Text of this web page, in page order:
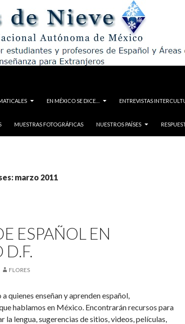
EN MÉXICO SE DICE… ENTREVISTAS
MUESTRAS FOTOGRÁFICAS NUESTROS PAÍSES
marzo 2011
ESPAÑOL EN
D.F.
FLORES
quienes enseñan y aprenden español,
hablamos en México. Encontrarán recursos para
la lengua, sugerencias de sitios, videos, películas,